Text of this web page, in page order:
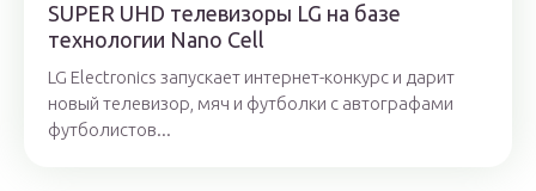
SUPER UHD телевизоры LG на базе
технологии Nano Cell
LG Electronics запускает интернет-конкурс и дарит
новый телевизор, мяч и футболки с автографами
футболистов...